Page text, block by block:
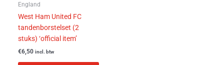
England
West Ham United FC
tandenborstelset (2
stuks) ‘official item’
€6,50 incl. btw